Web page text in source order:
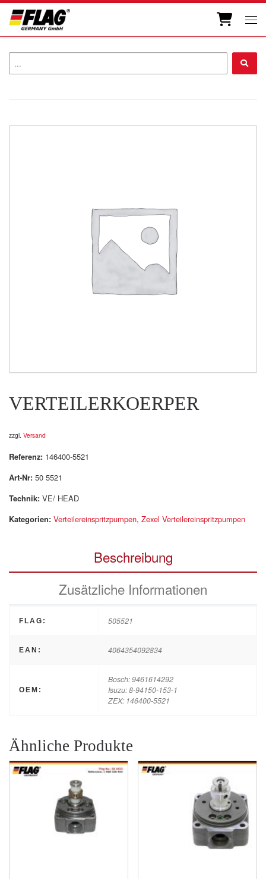
Zum Inhalt springen
VERTEILERKOERPER
zzgl. Versand
Referenz: 146400-5521
Art-Nr: 50 5521
Technik: VE/ HEAD
Kategorien: Verteilereinspritzpumpen, Zexel Verteilereinspritzpumpen
Beschreibung
Zusätzliche Informationen
FLAG: 505521
EAN: 4064354092834
OEM:
Bosch: 9461614292
Isuzu: 8-94150-153-1
ZEX: 146400-5521
Ähnliche Produkte